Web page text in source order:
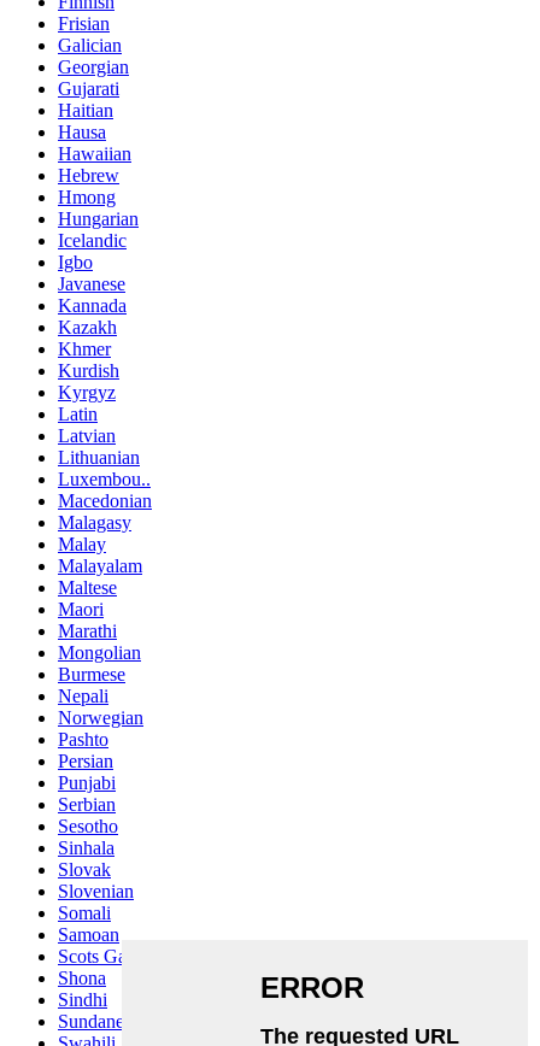
Frisian
Galician
Georgian
Gujarati
Haitian
Hausa
Hawaiian
Hebrew
Hmong
Hungarian
Icelandic
Igbo
Javanese
Kannada
Kazakh
Khmer
Kurdish
Kyrgyz
Latin
Latvian
Lithuanian
Luxembou..
Macedonian
Malagasy
Malay
Malayalam
Maltese
Maori
Marathi
Mongolian
Burmese
Nepali
Norwegian
Pashto
Persian
Punjabi
Serbian
Sesotho
Sinhala
Slovak
Slovenian
Somali
Samoan
Scots Gaelic
Shona
Sindhi
Sundanese